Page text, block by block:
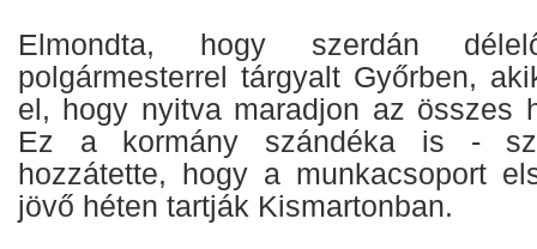
Elmondta, hogy szerdán
polgármesterrel tárgyalt Győrben,
el, hogy nyitva maradjon az összes
Ez a kormány szándéka is -
hozzátette, hogy a munkacsoport
jövő héten tartják Kismartonban.